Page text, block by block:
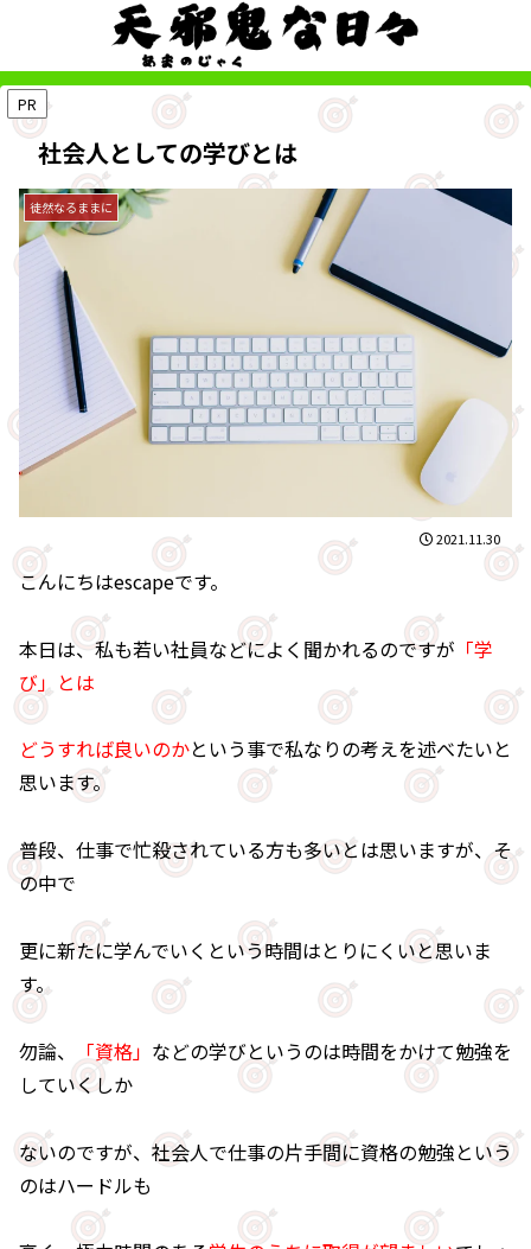
PR
社会人としての学びとは
徒然なるままに
2021.11.30
こんにちはescapeです。
本日は、私も若い社員などによく聞かれるのですが 「学
び」とは
どうすれば良いのかという事で私なりの考えを述べたいと
思います。
普段、仕事で忙殺されている方も多いとは思いますが、そ
の中で
更に新たに学んでいくという時間はとりにくいと思いま
す。
勿論、 「資格」 などの学びというのは時間をかけて勉強を
していくしか
ないのですが、社会人で仕事の片手間に資格の勉強という
のはハードルも